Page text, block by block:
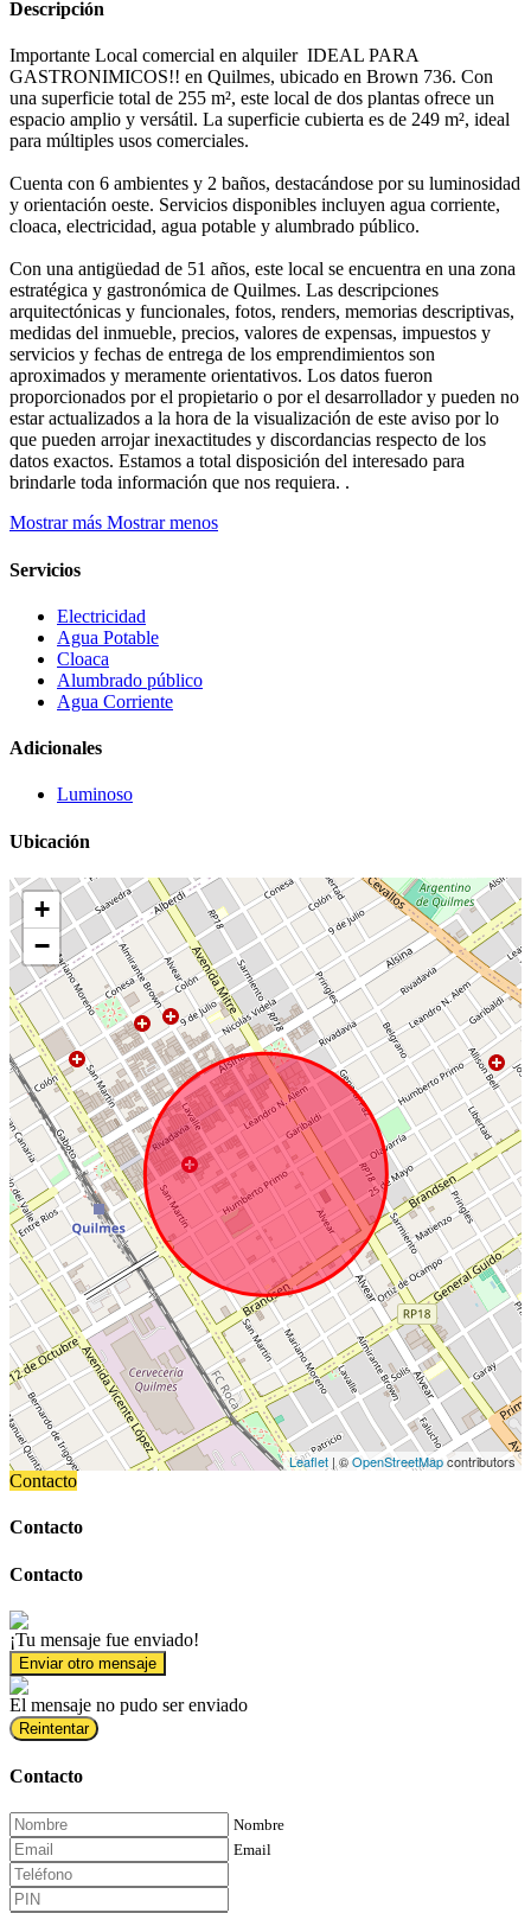
Descripción
Importante Local comercial en alquiler IDEAL PARA
GASTRONIMICOS!! en Quilmes, ubicado en Brown 736. Con
una superficie total de 255 m², este local de dos plantas ofrece un
espacio amplio y versátil. La superficie cubierta es de 249 m², ideal
para múltiples usos comerciales.
Cuenta con 6 ambientes y 2 baños, destacándose por su luminosidad
y orientación oeste. Servicios disponibles incluyen agua corriente,
cloaca, electricidad, agua potable y alumbrado público.
Con una antigüedad de 51 años, este local se encuentra en una zona
estratégica y gastronómica de Quilmes. Las descripciones
arquitectónicas y funcionales, fotos, renders, memorias descriptivas,
medidas del inmueble, precios, valores de expensas, impuestos y
servicios y fechas de entrega de los emprendimientos son
aproximados y meramente orientativos. Los datos fueron
proporcionados por el propietario o por el desarrollador y pueden no
estar actualizados a la hora de la visualización de este aviso por lo
que pueden arrojar inexactitudes y discordancias respecto de los
datos exactos. Estamos a total disposición del interesado para
brindarle toda información que nos requiera. .
Mostrar más Mostrar menos
Servicios
Electricidad
Agua Potable
Cloaca
Alumbrado público
Agua Corriente
Adicionales
Luminoso
Ubicación
+
−
Leaflet | ©OpenStreetMapcontributors
Contacto
Contacto
Contacto
¡Tu mensaje fue enviado!
Enviar otro mensaje
El mensaje no pudo ser enviado
Reintentar
Contacto
Nombre
Email